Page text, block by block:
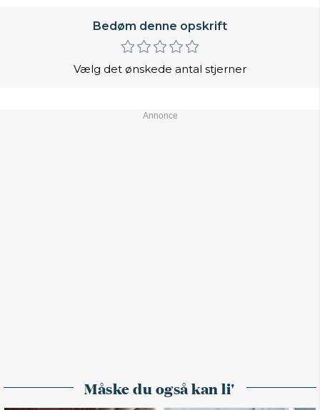
Bedøm denne opskrift
Vælg det ønskede antal stjerner
Måske du også kan li'